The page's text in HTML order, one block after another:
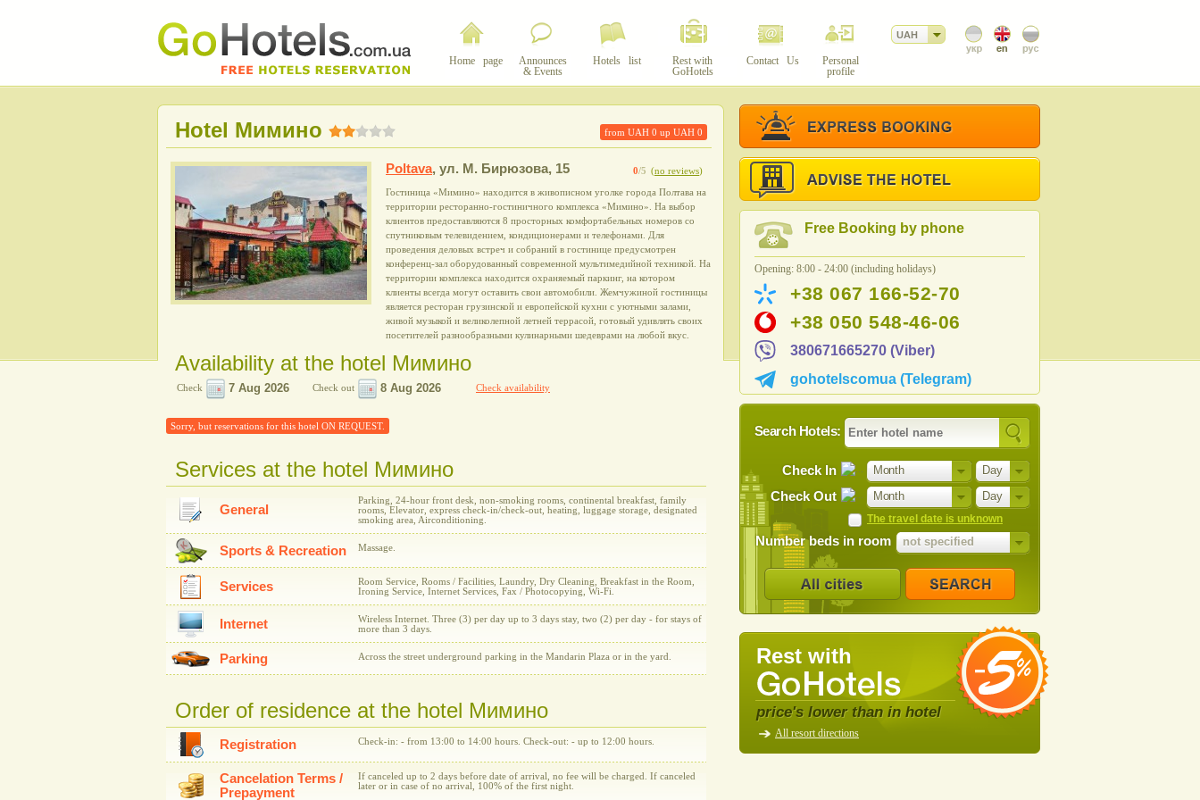
Home page
Announces
& Events
Hotels list
Rest with
GoHotels
Contact Us
Personal
profile
UAH
from UAH0 up UAH0
Hotel Мимино
0/5 (no reviews)
Poltava, ул. М. Бирюзова, 15
Гостиница «Мимино» находится в живописном уголке города Полтава на
территории ресторанно-гостиничного комплекса «Мимино». На выбор
клиентов предоставляются 8 просторных комфортабельных номеров со
спутниковым телевидением, кондиционерами и телефонами. Для
проведения деловых встреч и собраний в гостинице предусмотрен
конференц-зал оборудованный современной мультимедийной техникой. На
территории комплекса находится охраняемый паркинг, на котором
клиенты всегда могут оставить свои автомобили. Жемчужиной гостиницы
является ресторан грузинской и европейской кухни с уютными залами,
живой музыкой и великолепной летней террасой, готовый удивлять своих
посетителей разнообразными кулинарными шедеврами на любой вкус.
Availability at the hotel Мимино
Check Check out Check availability
Sorry, but reservations for this hotel ON REQUEST.
Services at the hotel Мимино
General
Parking, 24-hour front desk, non-smoking rooms, continental breakfast, family
rooms, Elevator, express check-in/check-out, heating, luggage storage, designated
smoking area, Airconditioning.
Sports & Recreation Massage.
Services
Room Service, Rooms / Facilities, Laundry, Dry Cleaning, Breakfast in the Room,
Ironing Service, Internet Services, Fax / Photocopying, Wi-Fi.
Internet
Wireless Internet. Three (3) per day up to 3 days stay, two (2) per day - for stays of
more than 3 days.
Parking Across the street underground parking in the Mandarin Plaza or in the yard.
Order of residence at the hotel Мимино
Registration Check-in: - from 13:00 to 14:00 hours. Check-out: - up to 12:00 hours.
Cancelation Terms /
Prepayment
If canceled up to 2 days before date of arrival, no fee will be charged. If canceled
later or in case of no arrival, 100% of the first night.
Free Booking by phone
Opening: 8:00 - 24:00 (including holidays)
+38 067 166-52-70
+38 050 548-46-06
380671665270 (Viber)
gohotelscomua (Telegram)
Search Hotels:
Month Day
Check In
Month Day
Check Out
The travel date is unknown
Number beds in room not specified
Rest with
price's lower than in hotel
All resort directions